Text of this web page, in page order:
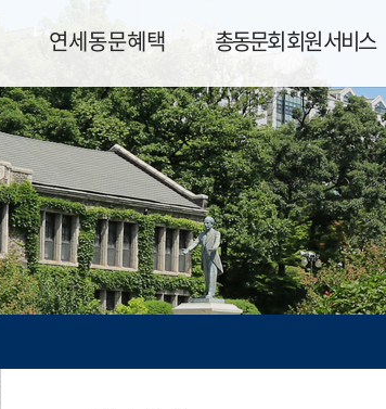
연세동문혜택 총동문회 회원 서비스